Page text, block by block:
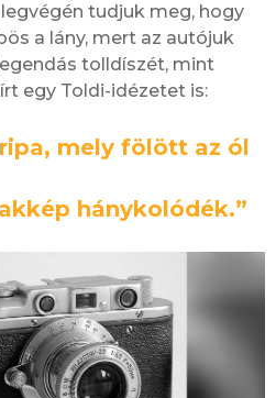
tudjuk meg, hogy
a lány, mert az autójuk
tolldíszét, mint
egy Toldi-idézetet is:
mely fölött az ól
hánykolódék.”